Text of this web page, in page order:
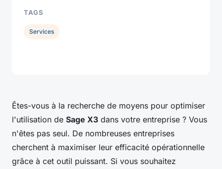
Êtes-vous à la recherche de moyens pour optimiser
l'utilisation de Sage X3 dans votre entreprise ? Vous
n'êtes pas seul. De nombreuses entreprises
cherchent à maximiser leur efficacité opérationnelle
grâce à cet outil puissant. Si vous souhaitez
TAGS
Services